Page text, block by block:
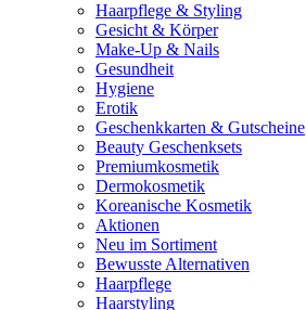
Haarpflege & Styling
Gesicht & Körper
Make-Up & Nails
Gesundheit
Hygiene
Erotik
Geschenkkarten & Gutscheine
Beauty Geschenksets
Premiumkosmetik
Dermokosmetik
Koreanische Kosmetik
Aktionen
Neu im Sortiment
Bewusste Alternativen
Haarpflege
Haarstyling